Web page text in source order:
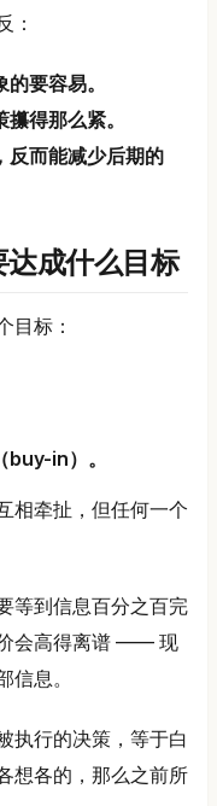
：
要容易。
得那么紧。
反而能减少后期的
达成什么目标
目标：
buy-in）。
相牵扯，但任何一个
等到信息百分之百完
会高得离谱 —— 现
息。
执行的决策，等于白
想各的，那么之前所